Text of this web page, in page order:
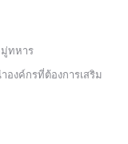
ทหาร
งค์กรที่ต้องการเสริม